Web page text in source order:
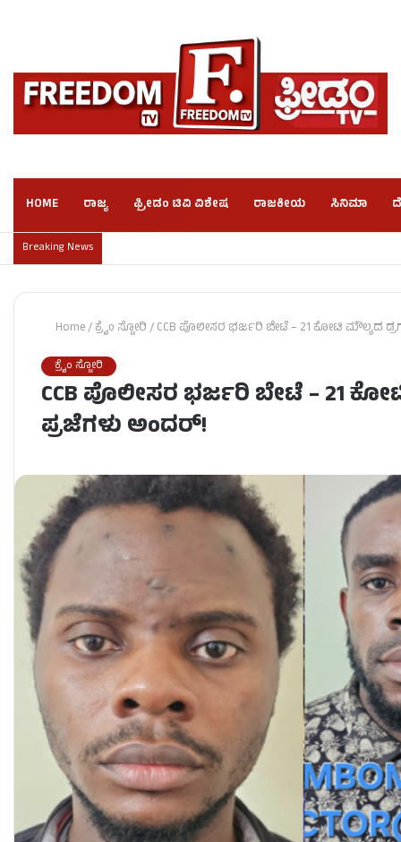
HOME ರಾಜ್ಯ ಫ್ರೀಡಂ ಟಿವಿ ವಿಶೇಷ ರಾಜಕೀಯ ಸಿನಿಮಾ
Breaking News
Home/ಕ್ರೈಂ ಸ್ಟೋರಿ/CCB ಪೊಲೀಸರ ಭರ್ಜರಿ ಬೇಟೆ – 21 ಕೋಟಿ ಮೌಲ್ಯದ
ಕ್ರೈಂ ಸ್ಟೋರಿ
CCB ಪೊಲೀಸರ ಭರ್ಜರಿ ಬೇಟೆ – 21
ಪ್ರಜೆಗಳು ಅಂದರ್!